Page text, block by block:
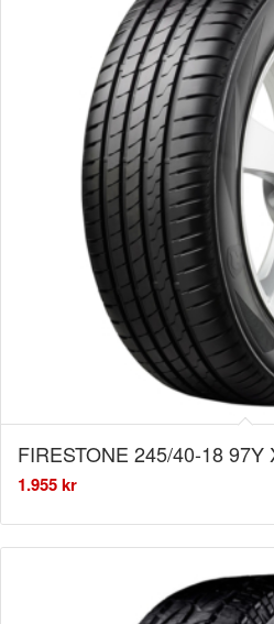
FIRESTONE 245/40-18 97Y
1.955kr